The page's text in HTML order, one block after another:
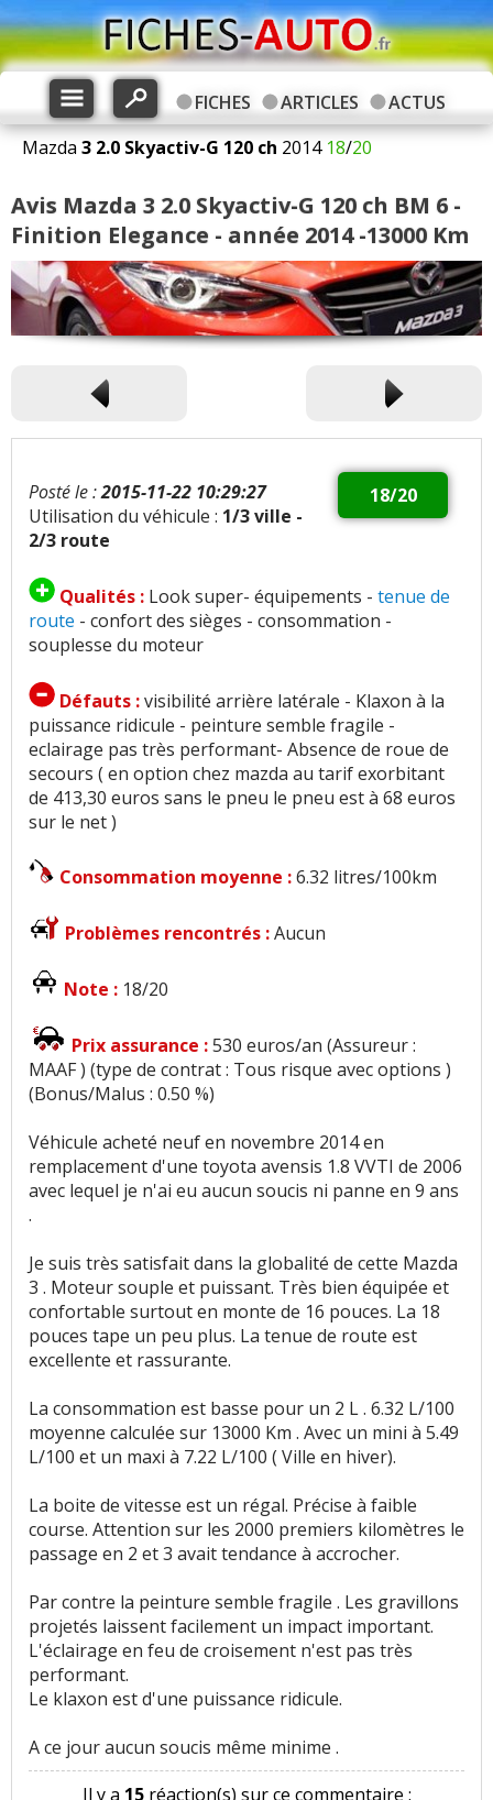
FICHES ARTICLES
ACTUS
Mazda 3 2.0 Skyactiv-G 120 ch 2014 18/20
Avis Mazda 3 2.0 Skyactiv-G 120 ch BM 6 -
Finition Elegance - année 2014 -13000 Km
18/20
Posté le :2015-11-22 10:29:27
Utilisation du véhicule : 1/3 ville -
2/3 route
Qualités : Look super- équipements - tenue de
route - confort des sièges - consommation -
souplesse du moteur
Défauts :visibilité arrière latérale - Klaxon à la
puissance ridicule - peinture semble fragile -
eclairage pas très performant- Absence de roue de
secours ( en option chez mazda au tarif exorbitant
de 413,30 euros sans le pneu le pneu est à 68 euros
sur le net )
Consommation moyenne :6.32 litres/100km
Problèmes rencontrés :Aucun
Note : 18/20
Prix assurance :530 euros/an (Assureur :
MAAF ) (type de contrat : Tous risque avec options )
(Bonus/Malus : 0.50 %)
Véhicule acheté neuf en novembre 2014 en
remplacement d'une toyota avensis 1.8 VVTI de 2006
avec lequel je n'ai eu aucun soucis ni panne en 9 ans
.
Je suis très satisfait dans la globalité de cette Mazda
3 . Moteur souple et puissant. Très bien équipée et
confortable surtout en monte de 16 pouces. La 18
pouces tape un peu plus. La tenue de route est
excellente et rassurante.
La consommation est basse pour un 2 L . 6.32 L/100
moyenne calculée sur 13000 Km . Avec un mini à 5.49
L/100 et un maxi à 7.22 L/100 ( Ville en hiver).
La boite de vitesse est un régal. Précise à faible
course. Attention sur les 2000 premiers kilomètres le
passage en 2 et 3 avait tendance à accrocher.
Par contre la peinture semble fragile . Les gravillons
projetés laissent facilement un impact important.
L'éclairage en feu de croisement n'est pas très
performant.
Le klaxon est d'une puissance ridicule.
A ce jour aucun soucis même minime .
Il y a 15réaction(s) sur ce commentaire :